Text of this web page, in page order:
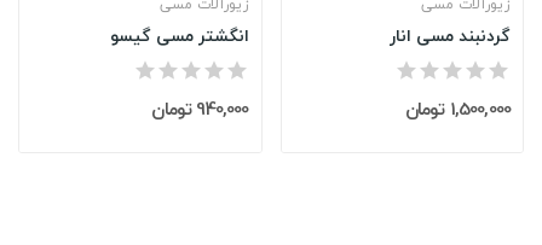
انگشتر مسی گیسو
940,000 تومان
گردنبند مسی انار
1,500,000 تومان